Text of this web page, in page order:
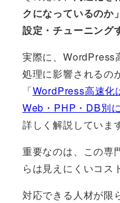
クになっているのか
設定・チューニング
実際に、WordPress
処理に影響されるの
「WordPress高速化
Web・PHP・DB別
詳しく解説していま
重要なのは、この専
らは見えにくいコス
対応できる人材が限